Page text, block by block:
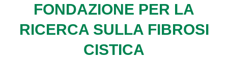
FONDAZIONE PER LA
RICERCA SULLA FIBROSI
CISTICA